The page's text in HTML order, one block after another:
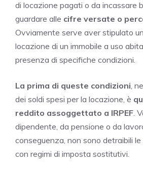
di locazione pagati o da incassare
guardare alle cifre versate o
Ovviamente serve aver stipulato
locazione di un immobile a uso
presenza di specifiche condizioni.
La prima di queste condizioni,
dei soldi spesi per la locazione, è
reddito assoggettato a IRPEF.
dipendente, da pensione o da
conseguenza, non sono detraibili
con regimi di imposta sostitutivi.